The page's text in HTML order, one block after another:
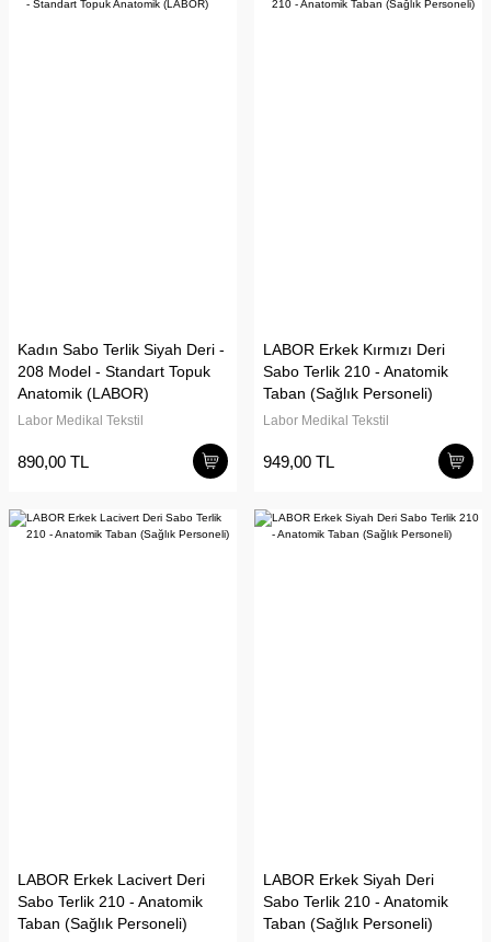
Kadın Sabo Terlik Siyah Deri -
208 Model - Standart Topuk
Anatomik (LABOR)
Labor Medikal Tekstil
890,00 TL
LABOR Erkek Kırmızı Deri
Sabo Terlik 210 - Anatomik
Taban (Sağlık Personeli)
Labor Medikal Tekstil
949,00 TL
LABOR Erkek Lacivert Deri
Sabo Terlik 210 - Anatomik
Taban (Sağlık Personeli)
LABOR Erkek Siyah Deri
Sabo Terlik 210 - Anatomik
Taban (Sağlık Personeli)